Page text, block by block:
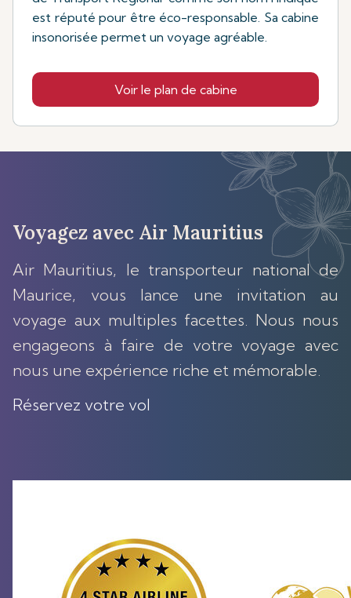
est réputé pour être éco-responsable. Sa cabine
insonorisée permet un voyage agréable.
Voir le plan de cabine
Voyagez avec Air Mauritius
Air Mauritius, le transporteur national de
Maurice, vous lance une invitation au
voyage aux multiples facettes. Nous nous
engageons à faire de votre voyage avec
nous une expérience riche et mémorable.
Réservez votre vol